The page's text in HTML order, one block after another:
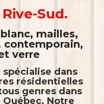
Sud.
mailles,
contemporain,
verre
spécialise dans
résidentielles
genres dans
Québec. Notre